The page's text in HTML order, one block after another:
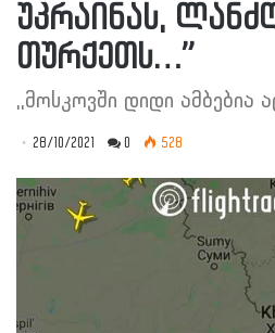
უკრაინას,
თურქეთს…”
,,მოსკოვში დიდი ამბებია
28/10/2021 0 528